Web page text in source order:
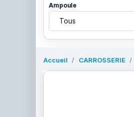
Ampoule
Accueil CARROSSERIE